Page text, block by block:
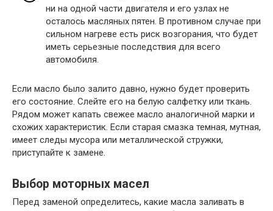
ни на одной части двигателя и его узлах не
осталось масляных пятен. В противном случае при
сильном нагреве есть риск возгорания, что будет
иметь серьезные последствия для всего
автомобиля.
Если масло было залито давно, нужно будет проверить
его состояние. Слейте его на белую салфетку или ткань.
Рядом может капать свежее масло аналогичной марки и
схожих характеристик. Если старая смазка темная, мутная,
имеет следы мусора или металлической стружки,
приступайте к замене.
Выбор моторных масел
Перед заменой определитесь, какие масла заливать в